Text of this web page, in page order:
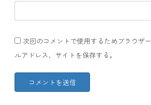
次回のコメントで使用するためブラウザ
ルアドレス、サイトを保存する。